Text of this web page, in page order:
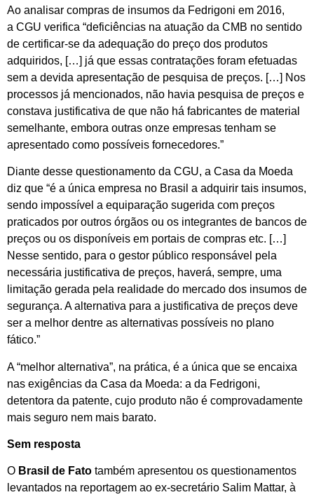
Ao analisar compras de insumos da Fedrigoni em 2016,
a CGU verifica “deficiências na atuação da CMB no sentido
de certificar-se da adequação do preço dos produtos
adquiridos, […] já que essas contratações foram efetuadas
sem a devida apresentação de pesquisa de preços. […] Nos
processos já mencionados, não havia pesquisa de preços e
constava justificativa de que não há fabricantes de material
semelhante, embora outras onze empresas tenham se
apresentado como possíveis fornecedores.”
Diante desse questionamento da CGU, a Casa da Moeda
diz que “é a única empresa no Brasil a adquirir tais insumos,
sendo impossível a equiparação sugerida com preços
praticados por outros órgãos ou os integrantes de bancos de
preços ou os disponíveis em portais de compras etc. […]
Nesse sentido, para o gestor público responsável pela
necessária justificativa de preços, haverá, sempre, uma
limitação gerada pela realidade do mercado dos insumos de
segurança. A alternativa para a justificativa de preços deve
ser a melhor dentre as alternativas possíveis no plano
fático.”
A “melhor alternativa”, na prática, é a única que se encaixa
nas exigências da Casa da Moeda: a da Fedrigoni,
detentora da patente, cujo produto não é comprovadamente
mais seguro nem mais barato.
Sem resposta
O Brasil de Fato também apresentou os questionamentos
levantados na reportagem ao ex-secretário Salim Mattar, à